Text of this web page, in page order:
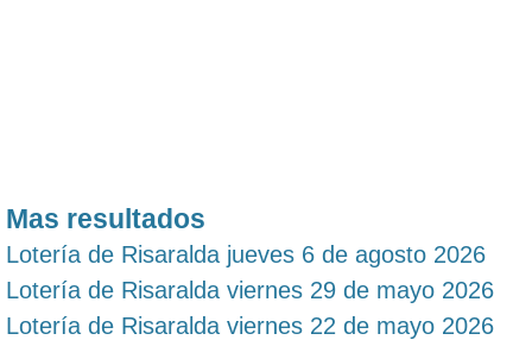
Mas resultados
Lotería de Risaralda jueves 6 de agosto 2026
Lotería de Risaralda viernes 29 de mayo 2026
Lotería de Risaralda viernes 22 de mayo 2026